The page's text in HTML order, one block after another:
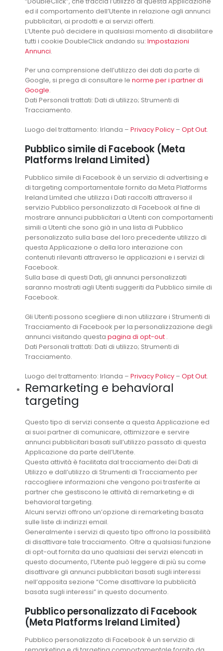
ed il comportamento dell’Utente in relazione agli annunci
pubblicitari, ai prodotti e ai servizi offerti.
L’Utente può decidere in qualsiasi momento di disabilitare
tutti i cookie DoubleClick andando su: Impostazioni
Annunci.
Per una comprensione dell’utilizzo dei dati da parte di
Google, si prega di consultare le norme per i partner di
Google.
Dati Personali trattati: Dati di utilizzo; Strumenti di
Tracciamento.
Luogo del trattamento: Irlanda – Privacy Policy– Opt Out.
Pubblico simile di Facebook (Meta
Platforms Ireland Limited)
Pubblico simile di Facebook è un servizio di advertising e
di targeting comportamentale fornito da Meta Platforms
Ireland Limited che utilizza i Dati raccolti attraverso il
servizio Pubblico personalizzato di Facebook al fine di
mostrare annunci pubblicitari a Utenti con comportamenti
simili a Utenti che sono già in una lista di Pubblico
personalizzato sulla base del loro precedente utilizzo di
questa Applicazione o della loro interazione con
contenuti rilevanti attraverso le applicazioni e i servizi di
Facebook.
Sulla base di questi Dati, gli annunci personalizzati
saranno mostrati agli Utenti suggeriti da Pubblico simile di
Facebook.
Gli Utenti possono scegliere di non utilizzare i Strumenti di
Tracciamento di Facebook per la personalizzazione degli
annunci visitando questa pagina di opt-out .
Dati Personali trattati: Dati di utilizzo; Strumenti di
Tracciamento.
Luogo del trattamento: Irlanda – Privacy Policy– Opt Out.
Remarketing e behavioral
targeting
Questo tipo di servizi consente a questa Applicazione ed
ai suoi partner di comunicare, ottimizzare e servire
annunci pubblicitari basati sull’utilizzo passato di questa
Applicazione da parte dell’Utente.
Questa attività è facilitata dal tracciamento dei Dati di
Utilizzo e dall’utilizzo di Strumenti di Tracciamento per
raccogliere informazioni che vengono poi trasferite ai
partner che gestiscono le attività di remarketing e di
behavioral targeting.
Alcuni servizi offrono un’opzione di remarketing basata
sulle liste di indirizzi email.
Generalmente i servizi di questo tipo offrono la possibilità
di disattivare tale tracciamento. Oltre a qualsiasi funzione
di opt-out fornita da uno qualsiasi dei servizi elencati in
questo documento, l’Utente può leggere di più su come
disattivare gli annunci pubblicitari basati sugli interessi
nell’apposita sezione “Come disattivare la pubblicità
basata sugli interessi” in questo documento.
Pubblico personalizzato di Facebook
(Meta Platforms Ireland Limited)
Pubblico personalizzato di Facebook è un servizio di